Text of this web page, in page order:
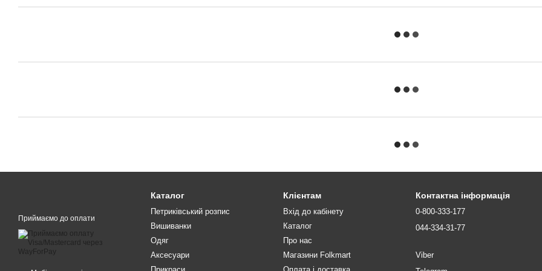
Приймаємо до оплати
Каталог
Петриківський розпис
Вишиванки
Одяг
Аксесуари
Клієнтам
Вхід до кабінету
Каталог
Про нас
Магазини Folkmart
Контактна інформація
0-800-333-177
044-334-31-77
Viber